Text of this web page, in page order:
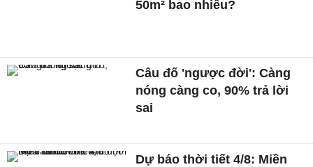
50m² bao nhiêu?
Câu đố 'ngược đời': Càng
nóng càng co, 90% trả lời
sai
Dự báo thời tiết 4/8: Miền